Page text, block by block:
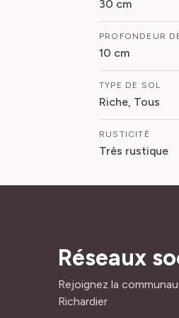
30 cm
PROFONDEUR
10 cm
TYPE DE SOL
Riche, Tous
RUSTICITÉ
Très rustique
Réseaux
Rejoignez la
Richardier